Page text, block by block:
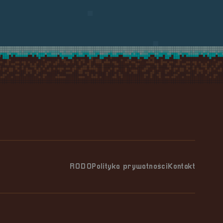
RODO Polityka prywatności Kontakt